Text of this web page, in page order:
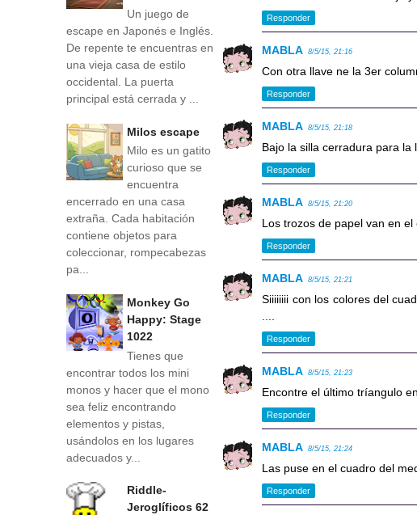
Responder
MABLA 8/5/15, 21:16
Con otra llave ne la 3er
Responder
MABLA 8/5/15, 21:18
Bajo la silla cerradura para
Responder
MABLA 8/5/15, 21:20
Los trozos de papel van en
Responder
MABLA 8/5/15, 21:21
Siiiiiiii con los colores del
Responder
MABLA 8/5/15, 21:23
Encontre el último tríangulo
Responder
MABLA 8/5/15, 21:24
Las puse en el cuadro del
Responder
Un juego de
escape en Japonés e Inglés.
De repente te encuentras en
una vieja casa de estilo
occidental. La puerta
principal está cerrada y ...
Milos escape
Milo es un gatito
curioso que se
encuentra
encerrado en una casa
extraña. Cada habitación
contiene objetos para
coleccionar, rompecabezas
pa...
Monkey Go
Happy: Stage
1022
Tienes que
encontrar todos los mini
monos y hacer que el mono
sea feliz encontrando
elementos y pistas,
usándolos en los lugares
adecuados y...
Riddle-
Jeroglíficos 62